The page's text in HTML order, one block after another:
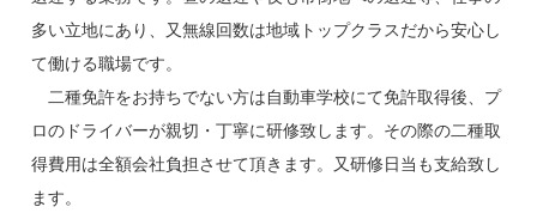
多い立地にあり、又無線回数は地域トップクラスだから安心し
て働ける職場です。
二種免許をお持ちでない方は自動車学校にて免許取得後、プ
ロのドライバーが親切・丁寧に研修致します。その際の二種取
得費用は全額会社負担させて頂きます。又研修日当も支給致し
ます。